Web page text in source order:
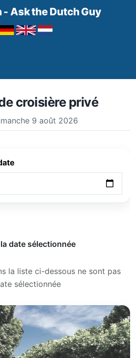
Ask the Dutch Guy
croisière privé
9 août 2026
date sélectionnée
la liste ci-dessous ne sont pas
sélectionnée